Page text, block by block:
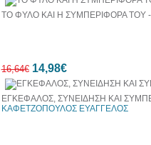
ΤΟ ΦΥΛΟ ΚΑΙ Η ΣΥΜΠΕΡΙΦΟΡΑ
16,64€ 14,98€
ΕΓΚΕΦΑΛΟΣ, ΣΥΝΕΙΔΗΣΗ ΚΑΙ
ΚΑΦΕΤΖΟΠΟΥΛΟΣ ΕΥΑΓΓΕΛΟΣ